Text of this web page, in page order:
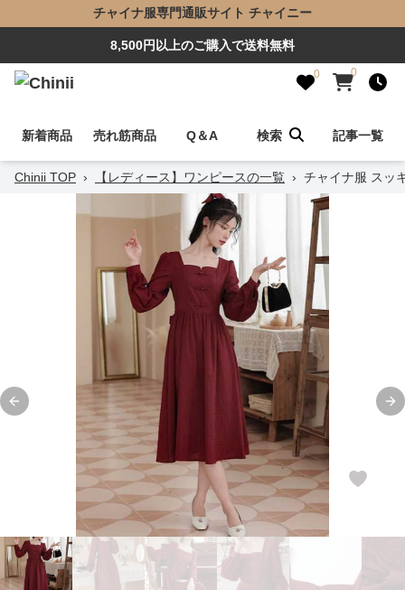
チャイナ服専門通販サイト チャイニー
8,500円以上のご購入で送料無料
0 0
新着商品 売れ筋商品 Q＆A 検索 記事一覧
Chinii TOP › 【レディース】ワンピースの一覧 › チャイナ服 スッ
Previous slide